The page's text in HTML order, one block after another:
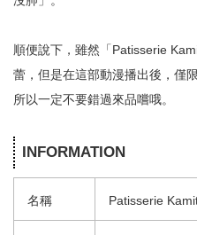
順便說下，雖然「Patisserie
蕾，但是在這部動漫播出後，僅
所以一定不要錯過來品嚐哦。
INFORMATION
名稱 Patisserie